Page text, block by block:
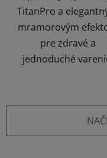
TitanPro a
mramorovým
pre zdravé a
jednoduché